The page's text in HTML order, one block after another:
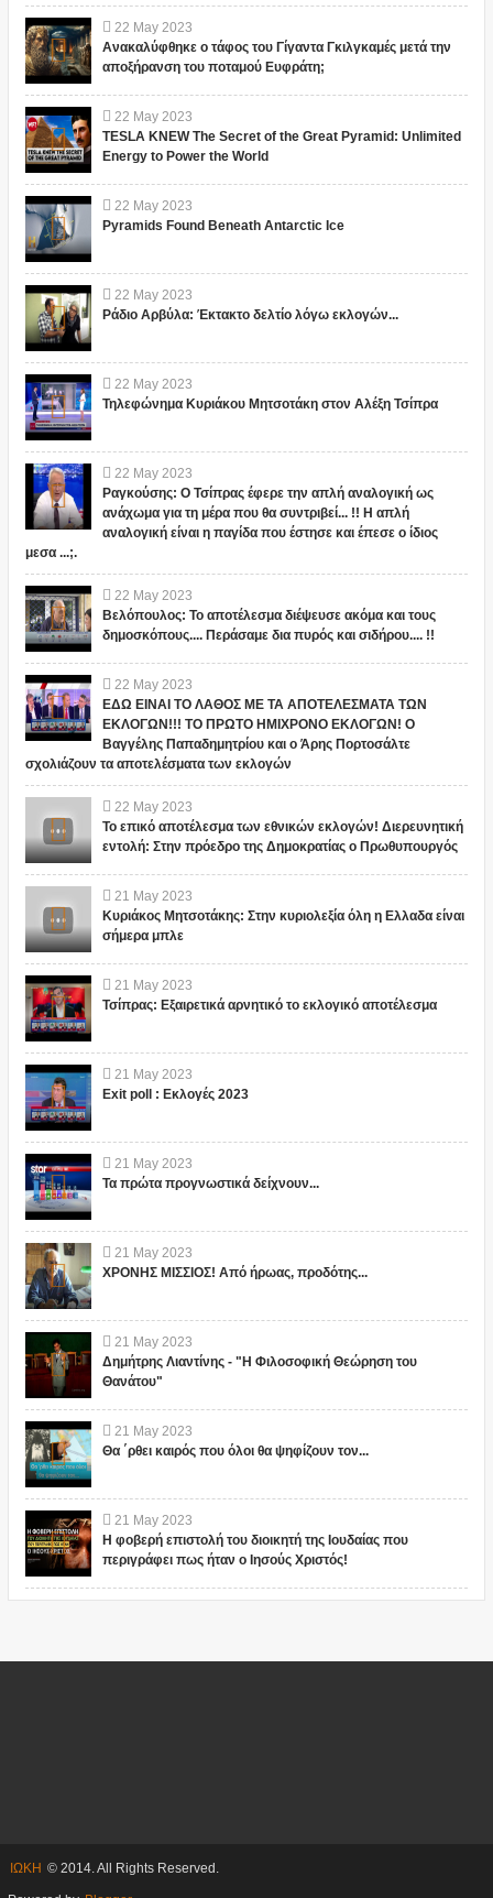
22 May 2023
Ανακαλύφθηκε ο τάφος του Γίγαντα Γκιλγκαμές μετά την
αποξήρανση του ποταμού Ευφράτη;
22 May 2023
TESLA KNEW The Secret of the Great Pyramid: Unlimited
Energy to Power the World
22 May 2023
Pyramids Found Beneath Antarctic Ice
22 May 2023
Ράδιο Αρβύλα: Έκτακτο δελτίο λόγω εκλογών...
22 May 2023
Τηλεφώνημα Κυριάκου Μητσοτάκη στον Αλέξη Τσίπρα
22 May 2023
Ραγκούσης: Ο Τσίπρας έφερε την απλή αναλογική ως
ανάχωμα για τη μέρα που θα συντριβεί... !! Η απλή
αναλογική είναι η παγίδα που έστησε και έπεσε ο ίδιος
μεσα ...;.
22 May 2023
Βελόπουλος: Το αποτέλεσμα διέψευσε ακόμα και τους
δημοσκόπους.... Περάσαμε δια πυρός και σιδήρου.... !!
22 May 2023
ΕΔΩ ΕΙΝΑΙ ΤΟ ΛΑΘΟΣ ΜΕ ΤΑ ΑΠΟΤΕΛΕΣΜΑΤΑ ΤΩΝ
ΕΚΛΟΓΩΝ!!! ΤΟ ΠΡΩΤΟ ΗΜΙΧΡΟΝΟ ΕΚΛΟΓΩΝ! Ο
Βαγγέλης Παπαδημητρίου και ο Άρης Πορτοσάλτε
σχολιάζουν τα αποτελέσματα των εκλογών
22 May 2023
Το επικό αποτέλεσμα των εθνικών εκλογών! Διερευνητική
εντολή: Στην πρόεδρο της Δημοκρατίας ο Πρωθυπουργός
21 May 2023
Κυριάκος Μητσοτάκης: Στην κυριολεξία όλη η Ελλαδα είναι
σήμερα μπλε
21 May 2023
Τσίπρας: Εξαιρετικά αρνητικό το εκλογικό αποτέλεσμα
21 May 2023
Exit poll : Εκλογές 2023
21 May 2023
Τα πρώτα προγνωστικά δείχνουν...
21 May 2023
ΧΡΟΝΗΣ ΜΙΣΣΙΟΣ! Από ήρωας, προδότης...
21 May 2023
Δημήτρης Λιαντίνης - "Η Φιλοσοφική Θεώρηση του
Θανάτου"
21 May 2023
Θα ΄ρθει καιρός που όλοι θα ψηφίζουν τον...
21 May 2023
Η φοβερή επιστολή του διοικητή της Ιουδαίας που
περιγράφει πως ήταν ο Ιησούς Χριστός!
ΙΩΚΗ © 2014. All Rights Reserved.